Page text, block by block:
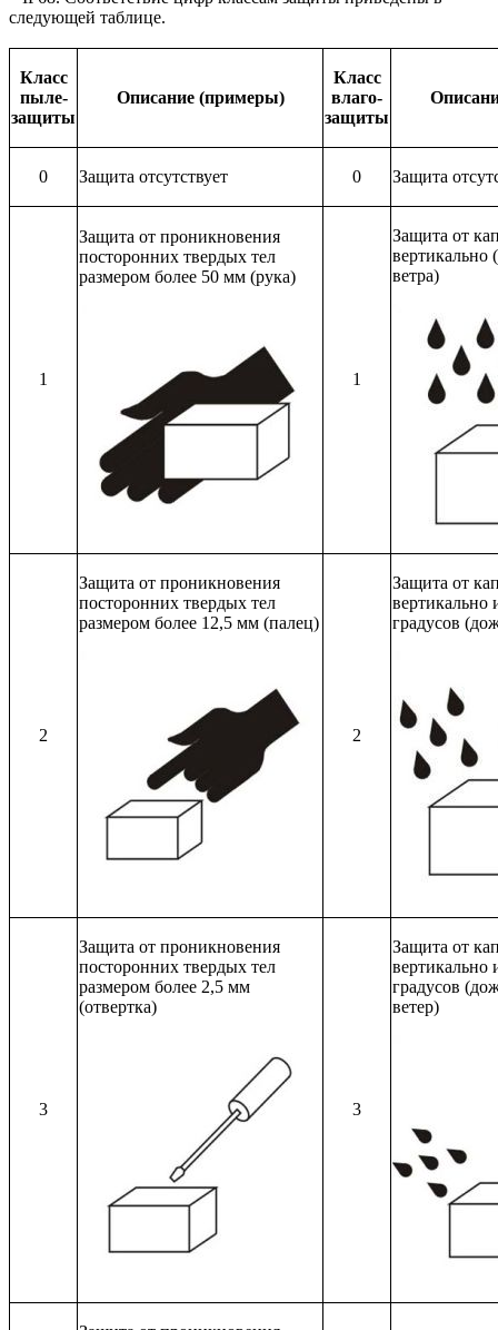
следующей таблице.
Класс
пыле-
защиты
Описание (примеры)
Класс
влаго-
защиты
0 Защита отсутствует 0 Защита
1
Защита от проникновения
посторонних твердых тел
размером более 50 мм (рука)
1
Защита от
вертикально
ветра)
2
Защита от проникновения
посторонних твердых тел
размером более 12,5 мм (палец)
2
Защита от
вертикально
градусов
3
Защита от проникновения
посторонних твердых тел
размером более 2,5 мм
(отвертка)
3
Защита от
вертикально
градусов
ветер)